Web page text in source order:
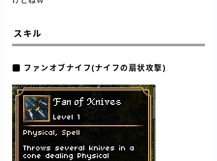
スキル
ファンオブナイフ(ナイフの扇状攻撃)